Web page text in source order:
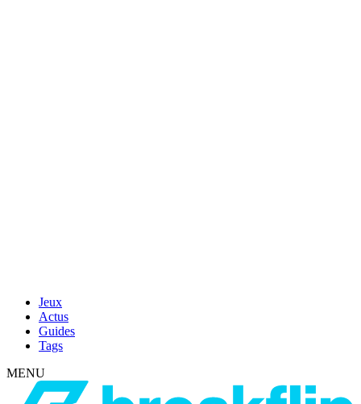
Jeux
Actus
Guides
Tags
MENU